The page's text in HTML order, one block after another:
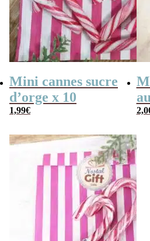
Mini cannes sucre
d’orge x 10
1,99€